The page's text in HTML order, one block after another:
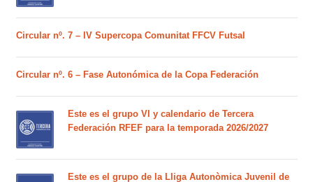
Circular nº. 7 – IV Supercopa Comunitat FFCV Futsal
Circular nº. 6 – Fase Autonómica de la Copa Federación
Este es el grupo VI y calendario de Tercera
Federación RFEF para la temporada 2026/2027
Este es el grupo de la Lliga Autonòmica Juvenil de